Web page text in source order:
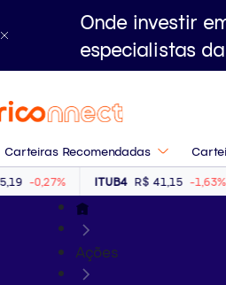
Onde investir
especialistas
Carteiras Recomendadas
-0,27% ITUB4 R$ 41,15 -1,63%
Ações